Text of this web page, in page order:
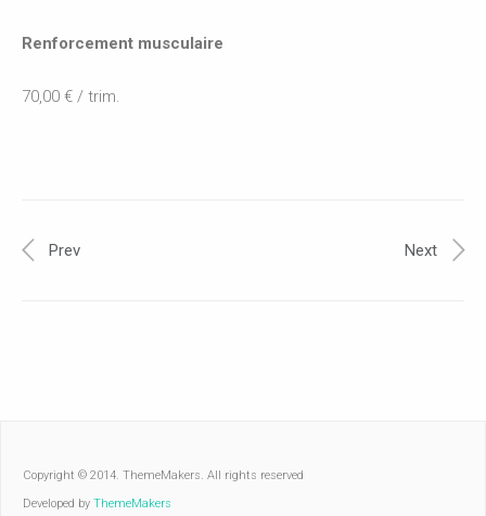
Renforcement musculaire
70,00 € / trim.
Prev Next
Copyright © 2014. ThemeMakers. All rights reserved
Developed by ThemeMakers